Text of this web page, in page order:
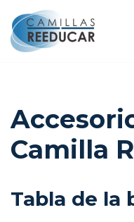
Ir
al
Camilla
Tabla de la